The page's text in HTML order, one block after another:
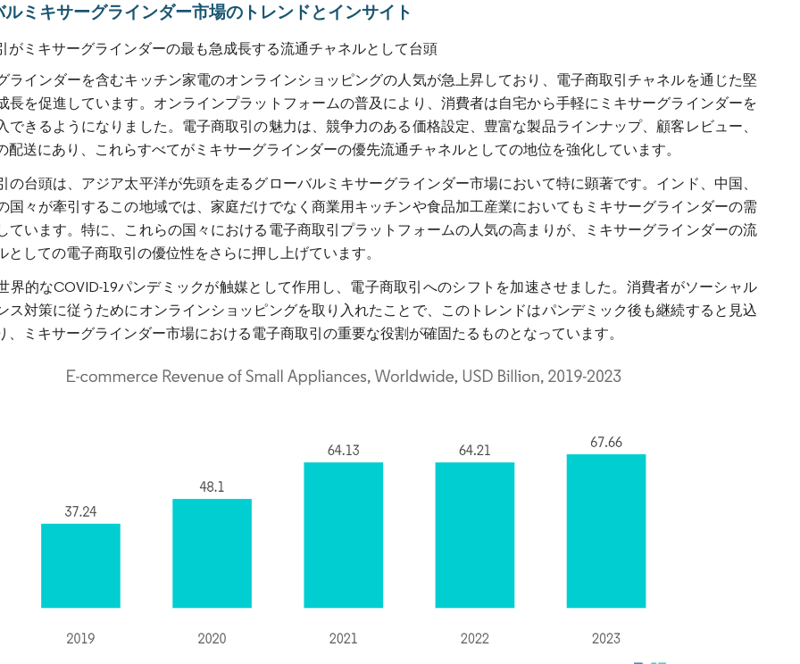
ルミキサーグラインダー市場のトレンドとインサイト
がミキサーグラインダーの最も急成長する流通チャネルとして台頭
ラインダーを含むキッチン家電のオンラインショッピングの人気が急上昇しており、電子商取引チャネルを通じた堅
長を促進しています。オンラインプラットフォームの普及により、消費者は自宅から手軽にミキサーグラインダーを
できるようになりました。電子商取引の魅力は、競争力のある価格設定、豊富な製品ラインナップ、顧客レビュー、
配送にあり、これらすべてがミキサーグラインダーの優先流通チャネルとしての地位を強化しています。
の台頭は、アジア太平洋が先頭を走るグローバルミキサーグラインダー市場において特に顕著です。インド、中国、
国々が牽引するこの地域では、家庭だけでなく商業用キッチンや食品加工産業においてもミキサーグラインダーの需
ています。特に、これらの国々における電子商取引プラットフォームの人気の高まりが、ミキサーグラインダーの流
としての電子商取引の優位性をさらに押し上げています。
界的なCOVID-19パンデミックが触媒として作用し、電子商取引へのシフトを加速させました。消費者がソーシャル
ス対策に従うためにオンラインショッピングを取り入れたことで、このトレンドはパンデミック後も継続すると見込
、ミキサーグラインダー市場における電子商取引の重要な役割が確固たるものとなっています。